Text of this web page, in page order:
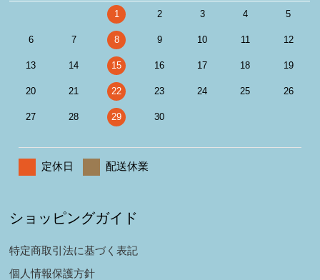
1 2 3 4 5
6 7 8 9 10 11 12
13 14 15 16 17 18 19
20 21 22 23 24 25 26
27 28 29 30
定休日 配送休業
ショッピングガイド
特定商取引法に基づく表記
個人情報保護方針